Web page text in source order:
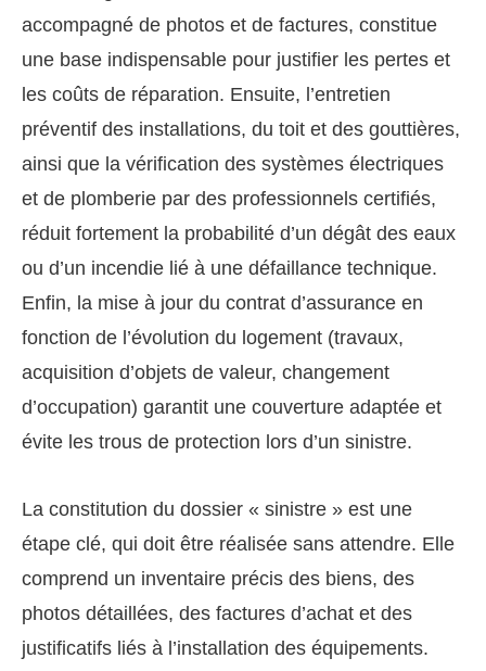
accompagné de photos et de factures, constitue
une base indispensable pour justifier les pertes et
les coûts de réparation. Ensuite, l’entretien
préventif des installations, du toit et des gouttières,
ainsi que la vérification des systèmes électriques
et de plomberie par des professionnels certifiés,
réduit fortement la probabilité d’un dégât des eaux
ou d’un incendie lié à une défaillance technique.
Enfin, la mise à jour du contrat d’assurance en
fonction de l’évolution du logement (travaux,
acquisition d’objets de valeur, changement
d’occupation) garantit une couverture adaptée et
évite les trous de protection lors d’un sinistre.
La constitution du dossier « sinistre » est une
étape clé, qui doit être réalisée sans attendre. Elle
comprend un inventaire précis des biens, des
photos détaillées, des factures d’achat et des
justificatifs liés à l’installation des équipements.